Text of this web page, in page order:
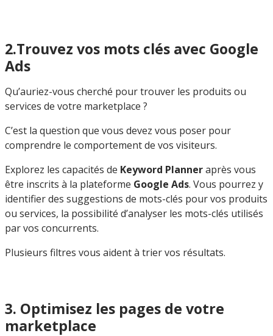
2.Trouvez vos mots clés avec Google
Ads
Qu’auriez-vous cherché pour trouver les produits ou
services de votre marketplace ?
C’est la question que vous devez vous poser pour
comprendre le comportement de vos visiteurs.
Explorez les capacités de Keyword Planneraprès vous
être inscrits à la plateforme Google Ads. Vous pourrez y
identifier des suggestions de mots-clés pour vos produits
ou services, la possibilité d’analyser les mots-clés utilisés
par vos concurrents.
Plusieurs filtres vous aident à trier vos résultats.
3. Optimisez les pages de votre
marketplace